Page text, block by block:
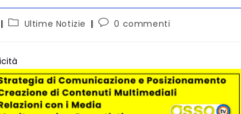
Ultime Notizie 0 commenti